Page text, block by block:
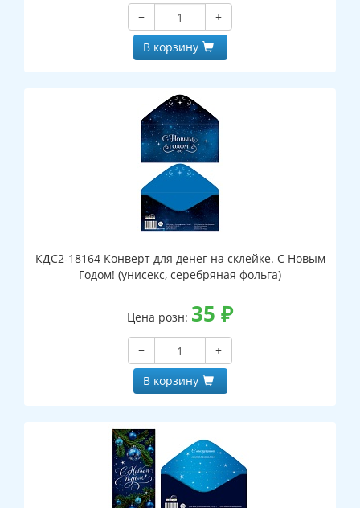
−
+
В корзину
КДС2-18164 Конверт для денег на склейке. С Новым
Годом! (унисекс, серебряная фольга)
Цена розн: 35 ₽
−
+
В корзину